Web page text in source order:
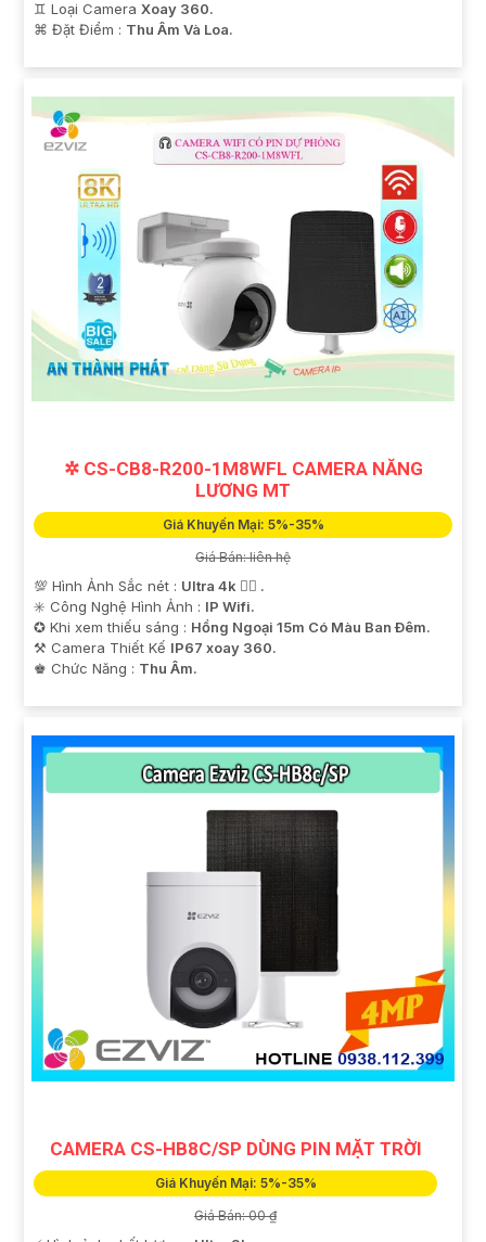
♊ Loại Camera Xoay 360.
️⌘ Đặt Điểm : Thu Âm Và Loa.
✲ CS-CB8-R200-1M8WFL CAMERA NĂNG
LƯƠNG MT
Giá Khuyến Mại: 5%-35%
Giá Bán: liên hệ
💯 Hình Ảnh Sắc nét : Ultra 4k 👍🏾 .
✳️ Công Nghệ Hình Ảnh : IP Wifi.
✪ Khi xem thiếu sáng : Hồng Ngoại 15m Có Màu Ban Ðêm.
⚒ Camera Thiết Kế IP67 xoay 360.
️♚ Chức Năng : Thu Âm.
CAMERA CS-HB8C/SP DÙNG PIN MẶT TRỜI
Giá Khuyến Mại: 5%-35%
Giá Bán: 00 ₫